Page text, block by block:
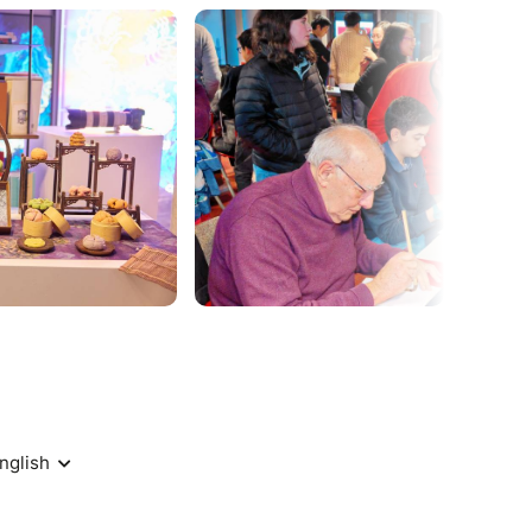
immersive, participative et multisensorielle
à vivre un parcours inédit à travers les
: marché festif, arts des lettrés, patrimoine
chaque étage du Centre révèle une
aussi préparé pour vous des expériences
notre spectacle son et lumière dans le jardin
de découvrir le Nouvel An chinois
se transforment en véritable terrain de